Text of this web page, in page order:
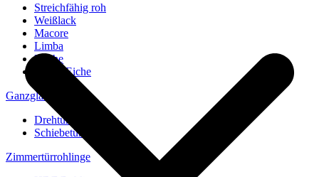
Streichfähig roh
Weißlack
Macore
Limba
Buche
europ. Eiche
Ganzglastüren
Drehtüren
Schiebetüren
Zimmertürrohlinge